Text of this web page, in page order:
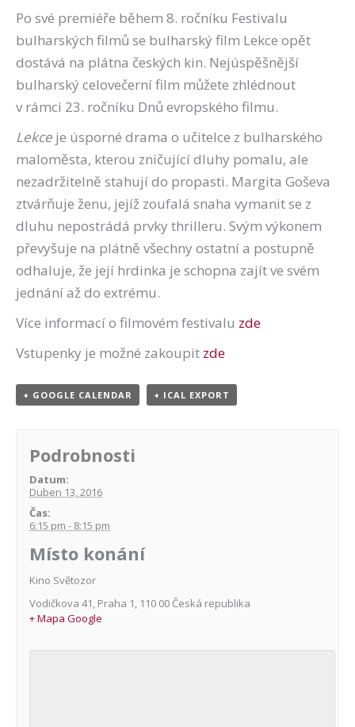
Po své premiéře během 8. ročníku Festivalu
bulharských filmů se bulharský film Lekce opět
dostává na plátna českých kin. Nejúspěšnější
bulharský celovečerní film můžete zhlédnout
v rámci 23. ročníku Dnů evropského filmu.
Lekce je úsporné drama o učitelce z bulharského
maloměsta, kterou zničující dluhy pomalu, ale
nezadržitelně stahují do propasti. Margita Goševa
ztvárňuje ženu, jejíž zoufalá snaha vymanit se z
dluhu nepostrádá prvky thrilleru. Svým výkonem
převyšuje na plátně všechny ostatní a postupně
odhaluje, že její hrdinka je schopna zajít ve svém
jednání až do extrému.
Více informací o filmovém festivalu zde
Vstupenky je možné zakoupit zde
+ GOOGLE CALENDAR + ICAL EXPORT
Podrobnosti
Datum:
Duben 13, 2016
Čas:
6:15 pm - 8:15 pm
Místo konání
Kino Světozor
Vodičkova 41, Praha 1, 110 00 Česká republika
+ Mapa Google